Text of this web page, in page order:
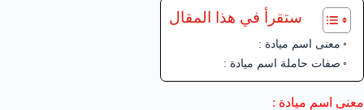
ستقرأ في هذا المقال
معنى اسم ميادة :
صفات حاملة اسم ميادة :
معنى اسم ميادة :